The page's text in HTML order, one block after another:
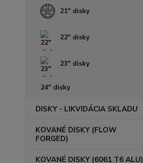
21" disky
22" disky
23" disky
24" disky
DISKY - LIKVIDÁCIA SKLADU
KOVANÉ DISKY (FLOW
FORGED)
KOVANÉ DISKY (6061 T6 ALU)